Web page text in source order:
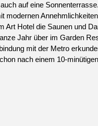
auf eine
modernen
Art Hotel die Saunen und
Jahr über im Garden
mit der Metro
nach einem 10-